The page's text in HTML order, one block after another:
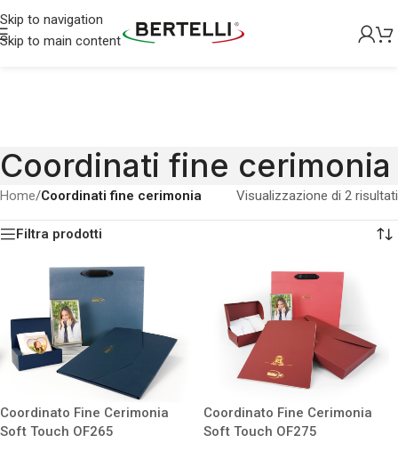
Skip to navigation
Skip to main content
Coordinati fine cerimonia
Home/Coordinati fine cerimonia Visualizzazione di 2 risultati
Filtra prodotti
Coordinato Fine Cerimonia
Soft Touch OF265
Coordinato Fine Cerimonia
Soft Touch OF275